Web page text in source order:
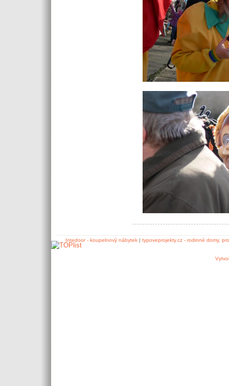
Intedoor - koupelnový nábytek| typoveprojekty.cz - rodinné domy,